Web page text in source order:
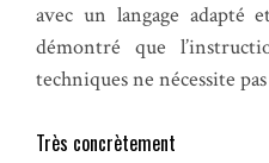
avec un langage adapté
démontré que
techniques ne nécessite
Très concrètement